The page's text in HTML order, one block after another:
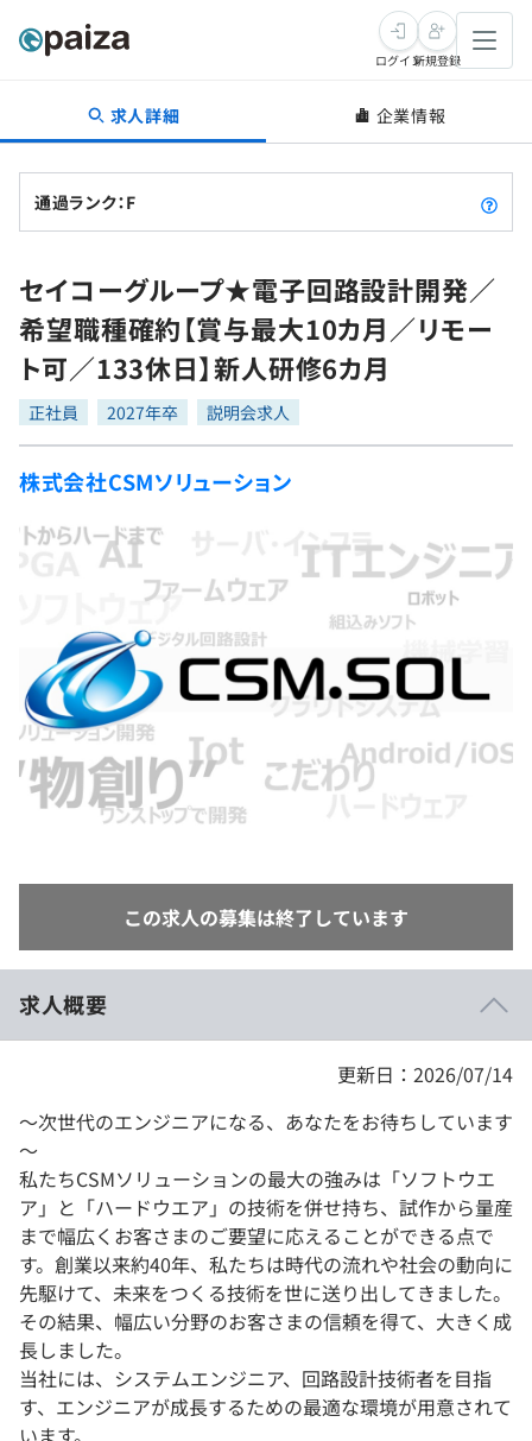
転職・キャリア
転職成功ガイド
転職エージェント
インタビュー
転職成功ガイド
新卒就活
求人検索
本選考
インターン
新卒エージェント
イベント・セミナー
就活成功ガイド
学習
問題集
4択課題
ナレッジ
プラン
個人向けプラン
法人向けプラン
プログラミング言語
評価結果一覧
再チャレンジ結果一覧
ゲーム・マンガ
note
ログイン新規登録
求人詳細 企業情報
通過ランク：F
セイコーグループ★電子回路設計開発／
希望職種確約【賞与最大10カ月／リモー
ト可／133休日】新人研修6カ月
正社員 2027年卒 説明会求人
株式会社CSMソリューション
この求人の募集は終了しています
求人概要
更新日：2026/07/14
～次世代のエンジニアになる、あなたをお待ちしています
～
私たちCSMソリューションの最大の強みは「ソフトウエ
ア」と「ハードウエア」の技術を併せ持ち、試作から量産
まで幅広くお客さまのご要望に応えることができる点で
す。創業以来約40年、私たちは時代の流れや社会の動向に
先駆けて、未来をつくる技術を世に送り出してきました。
その結果、幅広い分野のお客さまの信頼を得て、大きく成
長しました。
当社には、システムエンジニア、回路設計技術者を目指
す、エンジニアが成長するための最適な環境が用意されて